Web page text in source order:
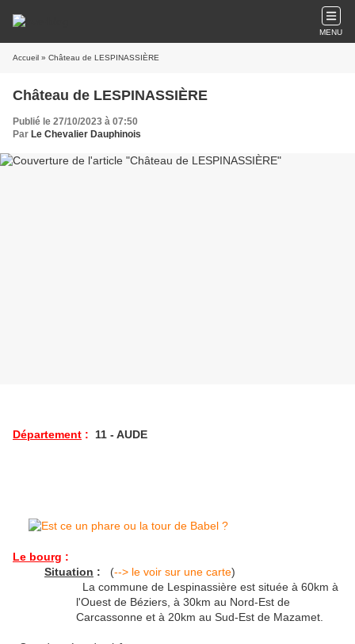
MENU
Accueil » Château de LESPINASSIÈRE
Château de LESPINASSIÈRE
Publié le 27/10/2023 à 07:50
Par Le Chevalier Dauphinois
Département : 11 - AUDE
Le bourg :
Situation : (--> le voir sur une carte)
La commune de Lespinassière est située à 60km à
l'Ouest de Béziers, à 30km au Nord-Est de
Carcassonne et à 20km au Sud-Est de Mazamet.